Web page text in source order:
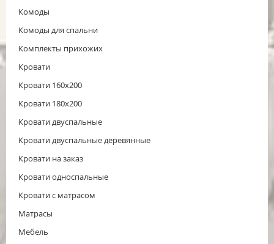
Комоды
Комоды для спальни
Комплекты прихожих
Кровати
Кровати 160x200
Кровати 180x200
Кровати двуспальные
Кровати двуспальные деревянные
Кровати на заказ
Кровати односпальные
Кровати с матрасом
Матрасы
Мебель